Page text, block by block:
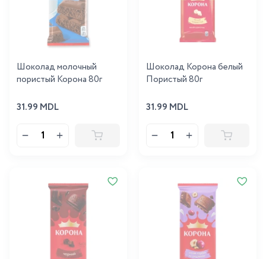
Шоколад молочный
пористый Корона 80г
31.99 MDL
Шоколад Корона белый
Пористый 80г
31.99 MDL